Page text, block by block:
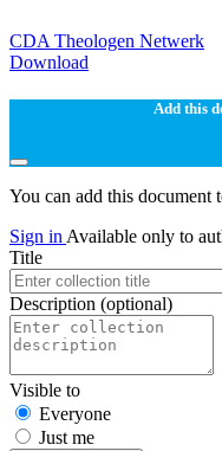
CDA Theologen Netwerk
Download
Add this
You can add this document
Sign in Available only to
Title
Description (optional)
Visible to
Everyone
Just me